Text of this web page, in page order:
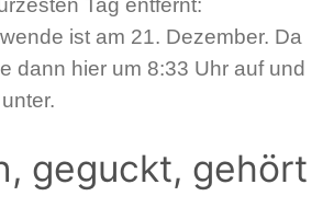
Tag entfernt:
ist am 21. Dezember. Da
dann hier um 8:33 Uhr auf und
geguckt, gehört